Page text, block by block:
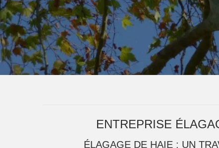
ENTREPRISE
ÉLAGAGE DE HAIE : UN